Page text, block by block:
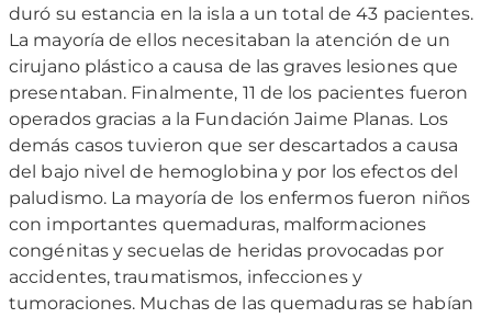
duró su estancia en la isla a un total de 43 pacientes.
La mayoría de ellos necesitaban la atención de un
cirujano plástico a causa de las graves lesiones que
presentaban. Finalmente, 11 de los pacientes fueron
operados gracias a la Fundación Jaime Planas. Los
demás casos tuvieron que ser descartados a causa
del bajo nivel de hemoglobina y por los efectos del
paludismo. La mayoría de los enfermos fueron niños
con importantes quemaduras, malformaciones
congénitas y secuelas de heridas provocadas por
accidentes, traumatismos, infecciones y
tumoraciones. Muchas de las quemaduras se habían